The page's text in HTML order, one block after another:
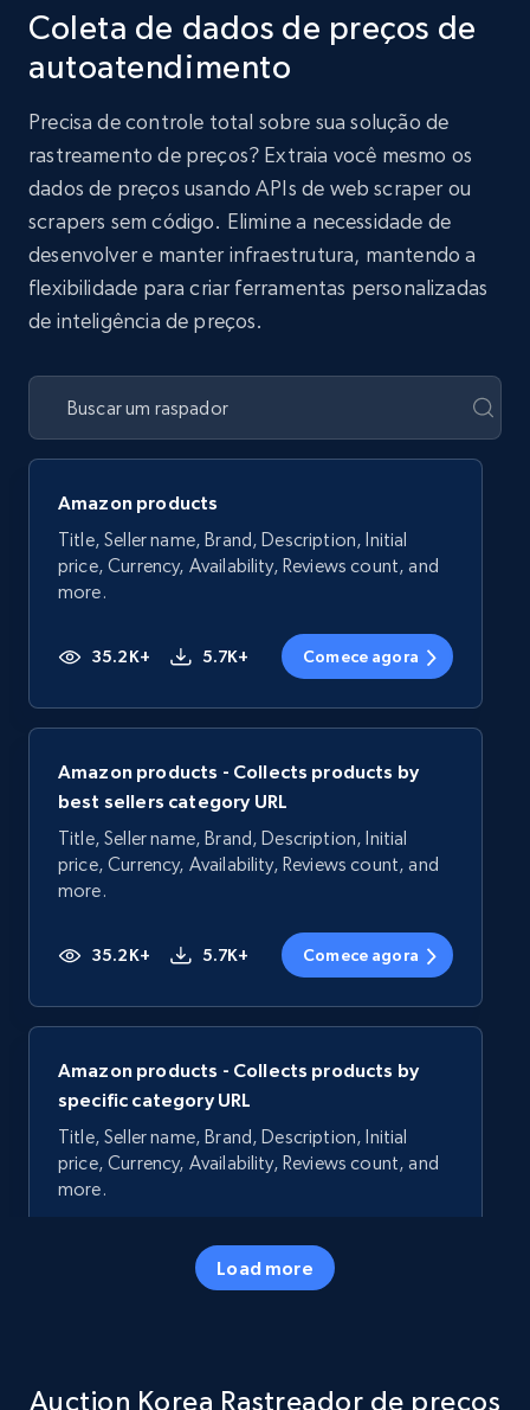
Coleta de dados de preços de
autoatendimento
Precisa de controle total sobre sua solução de
rastreamento de preços? Extraia você mesmo os
dados de preços usando APIs de web scraper ou
scrapers sem código. Elimine a necessidade de
desenvolver e manter infraestrutura, mantendo a
flexibilidade para criar ferramentas personalizadas
de inteligência de preços.
Amazon products
Title, Seller name, Brand, Description, Initial
price, Currency, Availability, Reviews count, and
more.
35.2K+ 5.7K+ Comece agora
Amazon products - Collects products by
best sellers category URL
Title, Seller name, Brand, Description, Initial
price, Currency, Availability, Reviews count, and
more.
35.2K+ 5.7K+ Comece agora
Amazon products - Collects products by
specific category URL
Title, Seller name, Brand, Description, Initial
price, Currency, Availability, Reviews count, and
more.
5.7K+ Comece agora
specific keywords
Load more
Auction Korea Rastreador de preços